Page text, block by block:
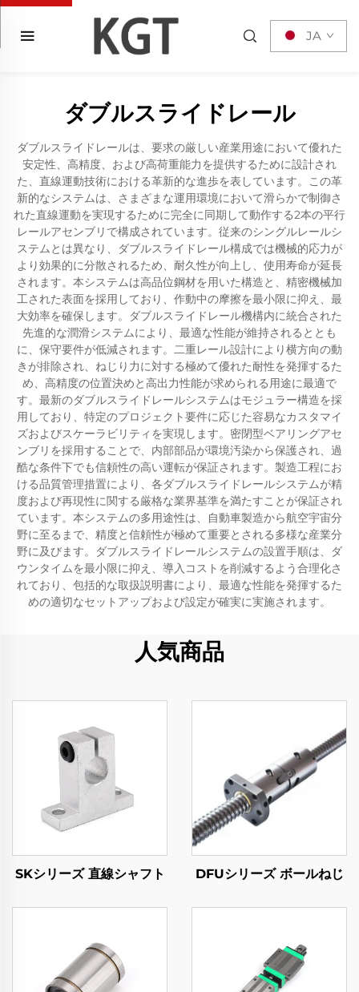
JA
ダブルスライドレール
ダブルスライドレールは、要求の厳しい産業用途において優れた
安定性、高精度、および高荷重能力を提供するために設計され
た、直線運動技術における革新的な進歩を表しています。この革
新的なシステムは、さまざまな運用環境において滑らかで制御さ
れた直線運動を実現するために完全に同期して動作する2本の平行
レールアセンブリで構成されています。従来のシングルレールシ
ステムとは異なり、ダブルスライドレール構成では機械的応力が
より効果的に分散されるため、耐久性が向上し、使用寿命が延長
されます。本システムは高品位鋼材を用いた構造と、精密機械加
工された表面を採用しており、作動中の摩擦を最小限に抑え、最
大効率を確保します。ダブルスライドレール機構内に統合された
先進的な潤滑システムにより、最適な性能が維持されるととも
に、保守要件が低減されます。二重レール設計により横方向の動
きが排除され、ねじり力に対する極めて優れた耐性を発揮するた
め、高精度の位置決めと高出力性能が求められる用途に最適で
す。最新のダブルスライドレールシステムはモジュラー構造を採
用しており、特定のプロジェクト要件に応じた容易なカスタマイ
ズおよびスケーラビリティを実現します。密閉型ベアリングアセ
ンブリを採用することで、内部部品が環境汚染から保護され、過
酷な条件下でも信頼性の高い運転が保証されます。製造工程にお
ける品質管理措置により、各ダブルスライドレールシステムが精
度および再現性に関する厳格な業界基準を満たすことが保証され
ています。本システムの多用途性は、自動車製造から航空宇宙分
野に至るまで、精度と信頼性が極めて重要とされる多様な産業分
野に及びます。ダブルスライドレールシステムの設置手順は、ダ
ウンタイムを最小限に抑え、導入コストを削減するよう合理化さ
れており、包括的な取扱説明書により、最適な性能を発揮するた
めの適切なセットアップおよび設定が確実に実施されます。
人気商品
SKシリーズ 直線シャフト DFUシリーズ ボールねじ